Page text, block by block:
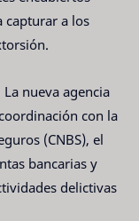
capturar a los
La nueva agencia
con la
(CNBS), el
bancarias y
delictivas